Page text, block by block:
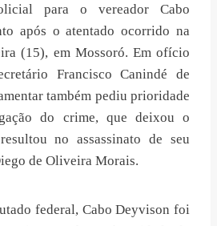
para o vereador Cabo
após o atentado ocorrido na
(15), em Mossoró. Em ofício
Francisco Canindé de
também pediu prioridade
do crime, que deixou o
no assassinato de seu
de Oliveira Morais.
federal, Cabo Deyvison foi